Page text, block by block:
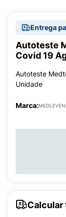
Entrega
Autoteste
Covid 19
Autoteste
Unidade
Marca:
Calcular